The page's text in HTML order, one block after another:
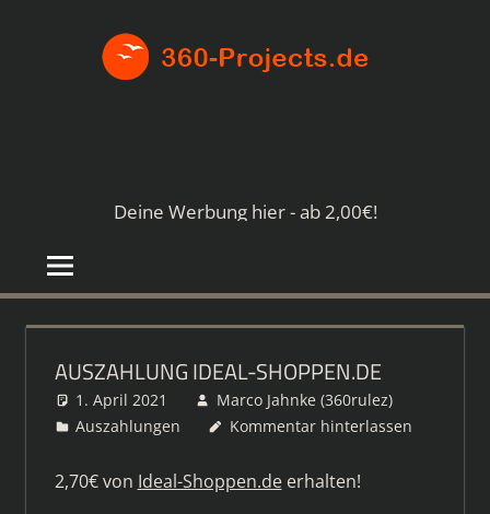
Deine Werbung hier - ab 2,00€!
AUSZAHLUNG IDEAL-SHOPPEN.DE
1. April 2021
Marco Jahnke (360rulez)
Auszahlungen
Kommentar hinterlassen
2,70€ von Ideal-Shoppen.deerhalten!